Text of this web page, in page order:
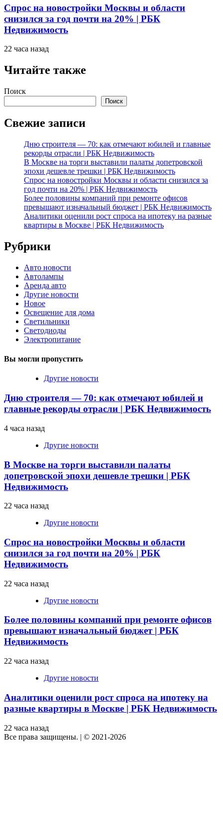
Спрос на новостройки Москвы и области
снизился за год почти на 20% | РБК
Недвижимость
22 часа назад
Читайте также
Поиск
Поиск
Свежие записи
Дню строителя — 70: как отмечают юбилей и главные
рекорды отрасли | РБК Недвижимость
В Москве на торги выставили палаты допетровской
эпохи дешевле трешки | РБК Недвижимость
Спрос на новостройки Москвы и области снизился за
год почти на 20% | РБК Недвижимость
Более половины компаний при ремонте офисов
превышают изначальный бюджет | РБК Недвижимость
Аналитики оценили рост спроса на ипотеку на разные
квартиры в Москве | РБК Недвижимость
Рубрики
Авто новости
Автолампы
Аренда авто
Другие новости
Новое
Освещение для дома
Светильники
Светодиоды
Электропитание
Вы могли пропустить
Другие новости
Дню строителя — 70: как отмечают юбилей и
главные рекорды отрасли | РБК Недвижимость
4 часа назад
Другие новости
В Москве на торги выставили палаты
допетровской эпохи дешевле трешки | РБК
Недвижимость
22 часа назад
Другие новости
Спрос на новостройки Москвы и области
снизился за год почти на 20% | РБК
Недвижимость
22 часа назад
Другие новости
Более половины компаний при ремонте офисов
превышают изначальный бюджет | РБК
Недвижимость
22 часа назад
Другие новости
Аналитики оценили рост спроса на ипотеку на
разные квартиры в Москве | РБК Недвижимость
22 часа назад
Все права защищены. | © 2021-2026